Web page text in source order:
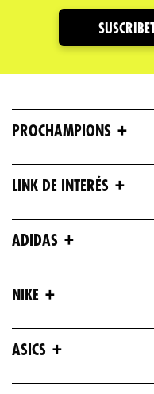
Escribe un comentario
PROCHAMPIONS +
LINK DE INTERÉS +
ADIDAS +
NIKE +
ASICS +